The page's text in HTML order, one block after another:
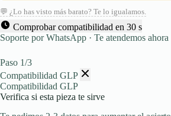
💬 ¿Lo has visto más barato? Te lo igualamos.
Comprobar compatibilidad en 30 s
Soporte por WhatsApp · Te atendemos ahora
Paso 1/3
Compatibilidad GLP
Compatibilidad GLP
Verifica si esta pieza te sirve